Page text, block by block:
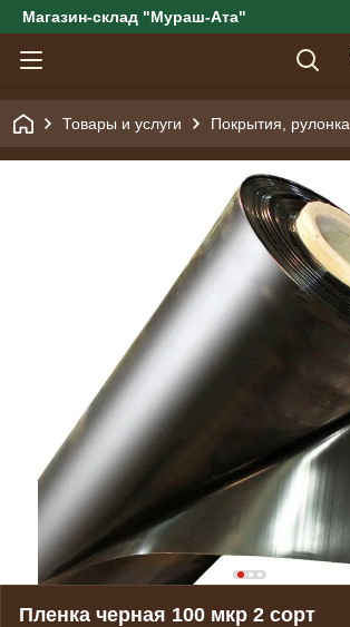
Магазин-склад "Мураш-Ата"
Товары и услуги Покрытия, рулонка
Пленка черная 100 мкр 2 сорт